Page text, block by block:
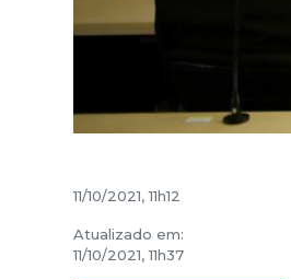
11/10/2021, 11h12
Atualizado em:
11/10/2021, 11h37